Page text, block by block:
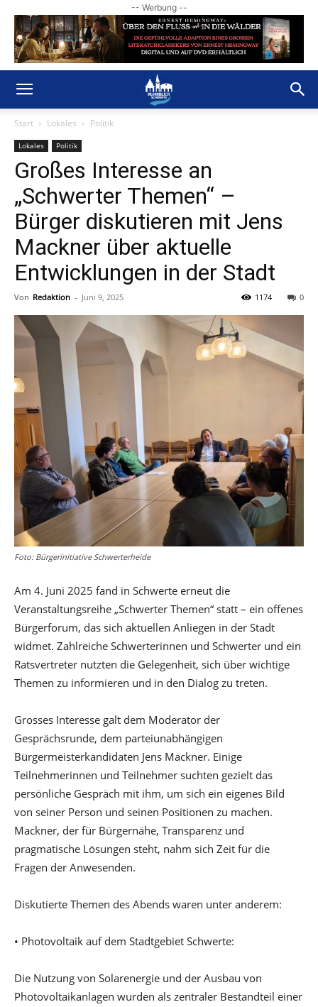
-- Werbung --
Start Lokales Politik
Lokales Politik
Großes Interesse an
„Schwerter Themen“ –
Bürger diskutieren mit Jens
Mackner über aktuelle
Entwicklungen in der Stadt
Von Redaktion - Juni 9, 2025 0
1174
Foto: Bürgerinitiative Schwerterheide
Am 4. Juni 2025 fand in Schwerte erneut die
Veranstaltungsreihe „Schwerter Themen“ statt – ein offenes
Bürgerforum, das sich aktuellen Anliegen in der Stadt
widmet. Zahlreiche Schwerterinnen und Schwerter und ein
Ratsvertreter nutzten die Gelegenheit, sich über wichtige
Themen zu informieren und in den Dialog zu treten.
Grosses Interesse galt dem Moderator der
Gesprächsrunde, dem parteiunabhängigen
Bürgermeisterkandidaten Jens Mackner. Einige
Teilnehmerinnen und Teilnehmer suchten gezielt das
persönliche Gespräch mit ihm, um sich ein eigenes Bild
von seiner Person und seinen Positionen zu machen.
Mackner, der für Bürgernähe, Transparenz und
pragmatische Lösungen steht, nahm sich Zeit für die
Fragen der Anwesenden.
Diskutierte Themen des Abends waren unter anderem:
• Photovoltaik auf dem Stadtgebiet Schwerte:
Die Nutzung von Solarenergie und der Ausbau von
Photovoltaikanlagen wurden als zentraler Bestandteil einer